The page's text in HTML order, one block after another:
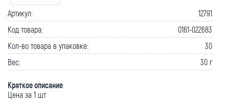
Артикул:
12791
Код товара:
0161-022683
Кол-во товара в упаковке:
30
Вес:
30 г
Краткое описание
Цена за 1 шт